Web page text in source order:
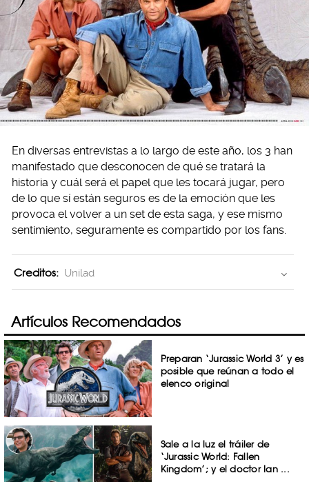
En diversas entrevistas a lo largo de este año, los 3 han
manifestado que desconocen de qué se tratará la
historia y cuál será el papel que les tocará jugar, pero
de lo que sí están seguros es de la emoción que les
provoca el volver a un set de esta saga, y ese mismo
sentimiento, seguramente es compartido por los fans.
Creditos: Unilad
Artículos Recomendados
Preparan ‘Jurassic World 3’ y es
posible que reúnan a todo el
elenco original
Sale a la luz el tráiler de
‘Jurassic World: Fallen
Kingdom’; y el doctor Ian ...